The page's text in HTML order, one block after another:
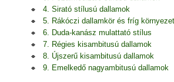
4. Sirató stílusú dallamok
5. Rákóczi dallamkör és fríg
6. Duda-kanász mulattató stílus
7. Régies kisambitusú dallamok
8. Újszerű kisambitusú dallamok
9. Emelkedő nagyambitusú dallamok